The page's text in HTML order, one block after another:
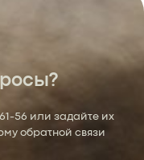
56 или задайте их
обратной связи